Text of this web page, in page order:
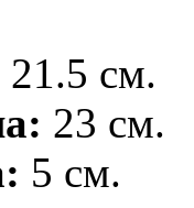
21.5 см.
23 см.
5 см.